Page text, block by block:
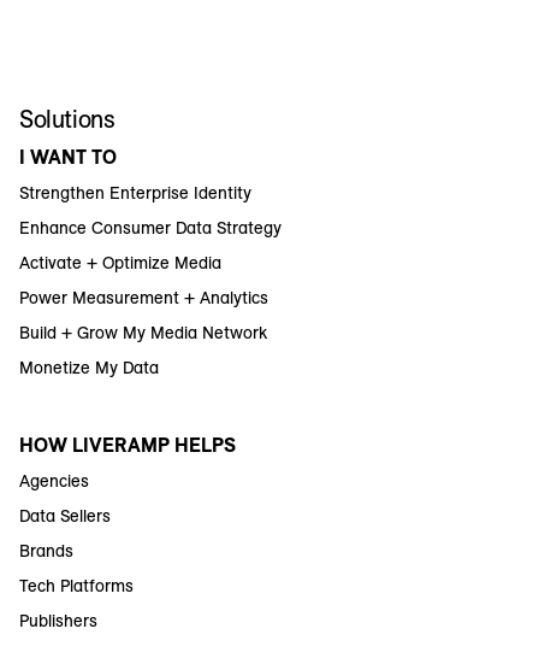
Solutions
I WANT TO
Strengthen Enterprise Identity
Enhance Consumer Data Strategy
Activate + Optimize Media
Power Measurement + Analytics
Build + Grow My Media Network
Monetize My Data
HOW LIVERAMP HELPS
Agencies
Data Sellers
Brands
Tech Platforms
Publishers